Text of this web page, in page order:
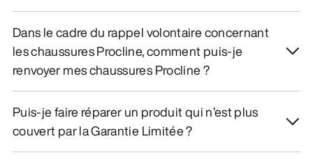
Dans le cadre du rappel volontaire concernant
les chaussures Procline, comment puis-je
renvoyer mes chaussures Procline ?
Puis-je faire réparer un produit qui n’est plus
couvert par la Garantie Limitée ?